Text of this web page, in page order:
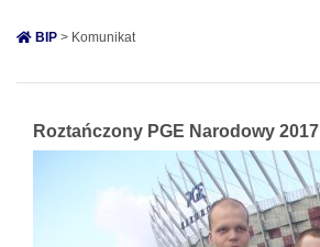
BIP > Komunikat
Roztańczony PGE Narodowy 2017